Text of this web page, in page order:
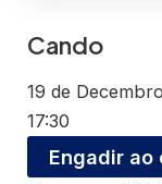
Cando
19 de
17:30
Engadir ao